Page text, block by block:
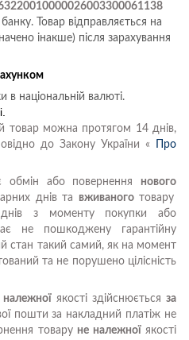
Товар відправляється на
інакше) після зарахування
в національній валюті.
товар можна протягом 14 днів,
до Закону України «
Про
обмін або повернення
нового
днів та вживаноготовару
з моменту покупки або
не пошкоджену гарантійну
стан такий самий, як на момент
та не порушено цілісність
належної якості здійснюється за
пошти за накладний платіж не
товару не належної якості